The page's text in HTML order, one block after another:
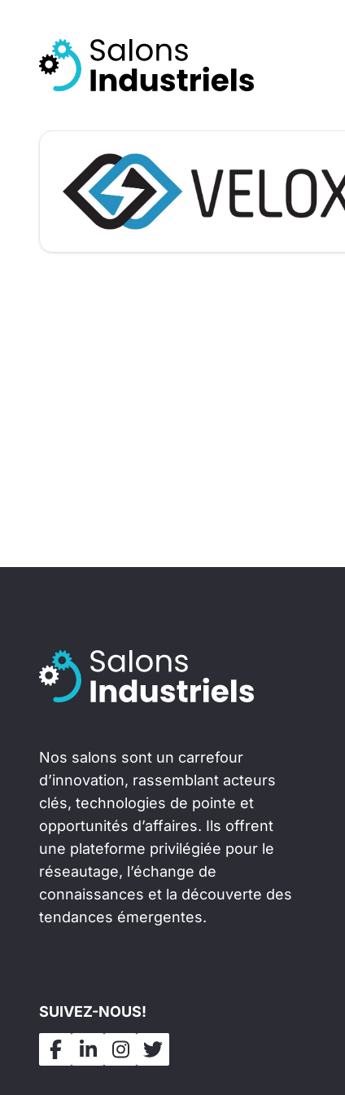
Nos salons sont un carrefour
d’innovation, rassemblant acteurs
clés, technologies de pointe et
opportunités d’affaires. Ils offrent
une plateforme privilégiée pour le
réseautage, l’échange de
connaissances et la découverte des
tendances émergentes.
SUIVEZ-NOUS!